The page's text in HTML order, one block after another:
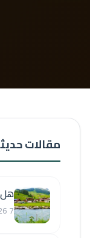
مقالات حديثة
هل
7 August 2026